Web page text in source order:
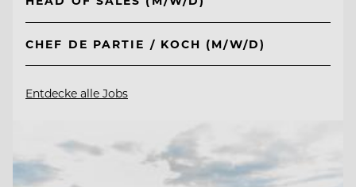
CHEF DE PARTIE / KOCH (M/W/D)
Entdecke alle Jobs